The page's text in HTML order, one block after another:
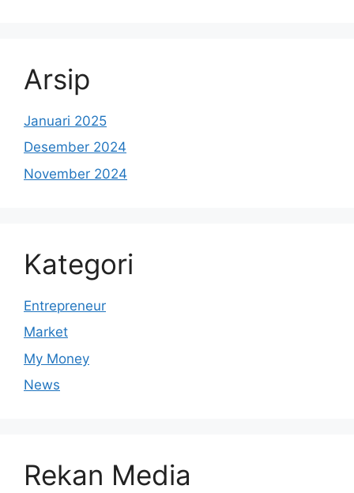
Arsip
Januari 2025
Desember 2024
November 2024
Kategori
Entrepreneur
Market
My Money
News
Rekan Media